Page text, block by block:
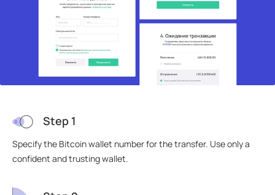
Step 1
Specify the Bitcoin wallet number for the transfer. Use only a
confident and trusting wallet.